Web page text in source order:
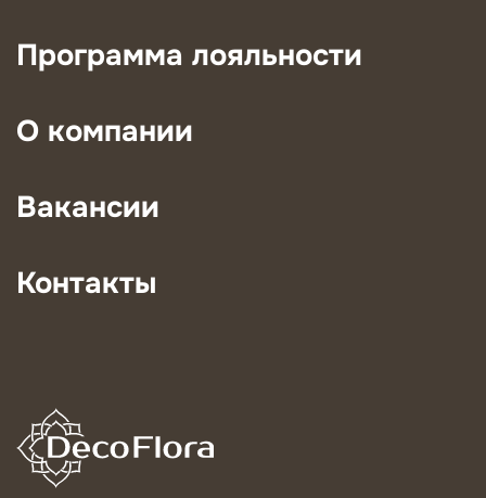
Программа лояльности
О компании
Вакансии
Контакты